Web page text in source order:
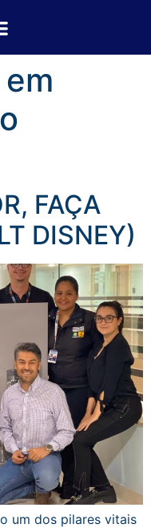
FAÇA
DISNEY)
um dos pilares vitais